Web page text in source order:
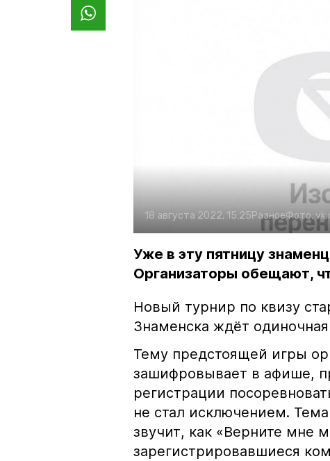
18 августа 2022, 15:25РазноеФото:
Уже в эту пятницу
Организаторы обещают,
Новый турнир по квизу
Знаменска ждёт одиночная
Тему предстоящей игры
зашифровывает в афише,
регистрации
не стал исключением.
звучит, как «Верните мне
зарегистрировавшиеся